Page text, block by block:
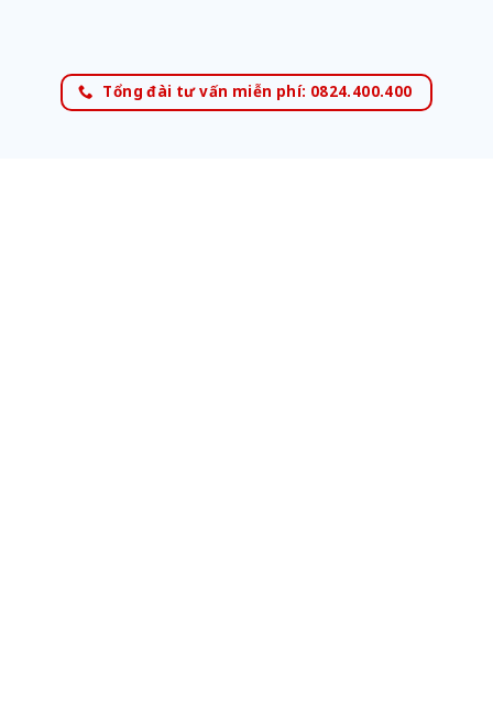
Tổng đài tư vấn miễn phí: 0824.400.400